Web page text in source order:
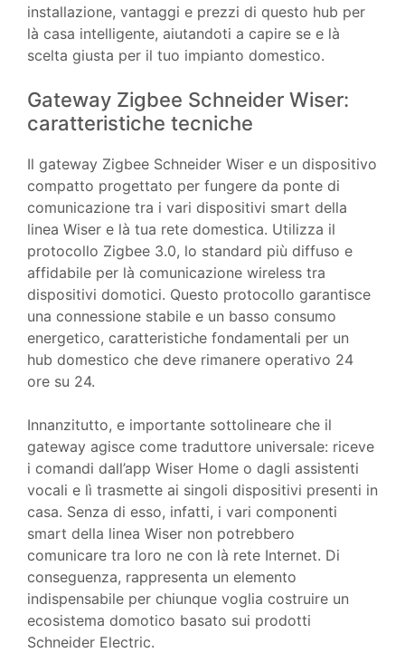
installazione, vantaggi e prezzi di questo hub per
là casa intelligente, aiutandoti a capire se e là
scelta giusta per il tuo impianto domestico.
Gateway Zigbee Schneider Wiser:
caratteristiche tecniche
Il gateway Zigbee Schneider Wiser e un dispositivo
compatto progettato per fungere da ponte di
comunicazione tra i vari dispositivi smart della
linea Wiser e là tua rete domestica. Utilizza il
protocollo Zigbee 3.0, lo standard più diffuso e
affidabile per là comunicazione wireless tra
dispositivi domotici. Questo protocollo garantisce
una connessione stabile e un basso consumo
energetico, caratteristiche fondamentali per un
hub domestico che deve rimanere operativo 24
ore su 24.
Innanzitutto, e importante sottolineare che il
gateway agisce come traduttore universale: riceve
i comandi dall’app Wiser Home o dagli assistenti
vocali e lì trasmette ai singoli dispositivi presenti in
casa. Senza di esso, infatti, i vari componenti
smart della linea Wiser non potrebbero
comunicare tra loro ne con là rete Internet. Di
conseguenza, rappresenta un elemento
indispensabile per chiunque voglia costruire un
ecosistema domotico basato sui prodotti
Schneider Electric.